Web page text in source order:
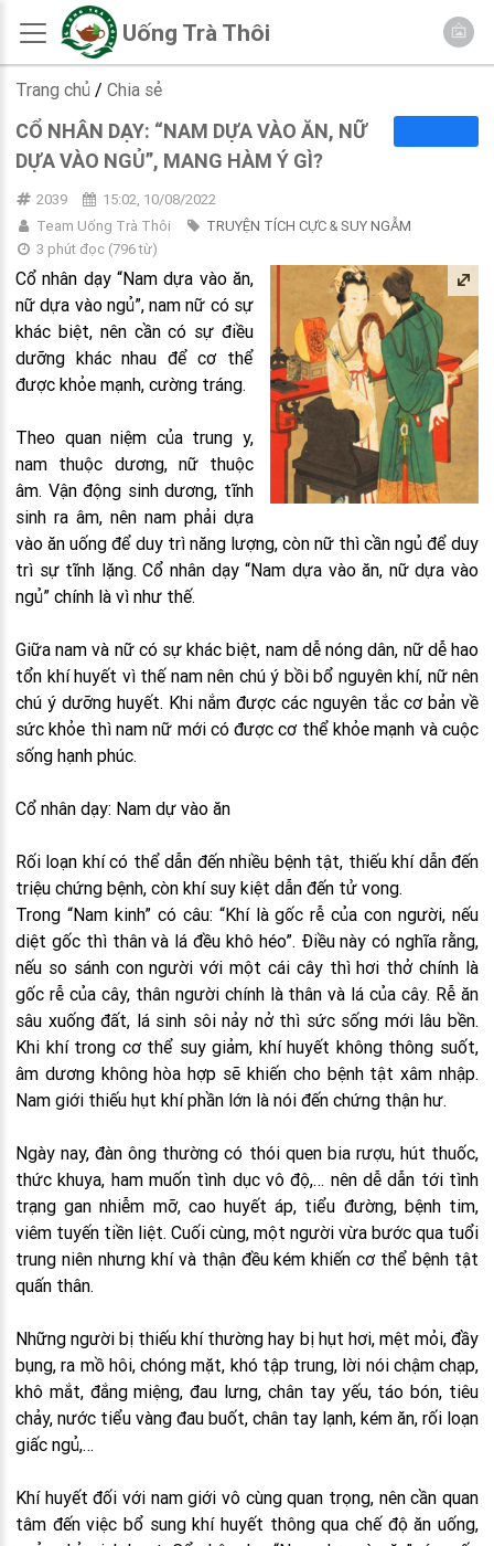
Uống Trà Thôi
Trang chủ / Chia sẻ
CỔ NHÂN DẠY: “NAM DỰA VÀO ĂN, NỮ
DỰA VÀO NGỦ”, MANG HÀM Ý GÌ?
2039
15:02, 10/08/2022
Team Uống Trà Thôi
TRUYỆN TÍCH CỰC & SUY NGẪM
3 phút đọc(796từ)
Cổ nhân dạy “Nam dựa vào ăn,
nữ dựa vào ngủ”, nam nữ có sự
khác biệt, nên cần có sự điều
dưỡng khác nhau để cơ thể
được khỏe mạnh, cường tráng.
Theo quan niệm của trung y,
nam thuộc dương, nữ thuộc
âm. Vận động sinh dương, tĩnh
sinh ra âm, nên nam phải dựa
vào ăn uống để duy trì năng lượng, còn nữ thì cần ngủ để duy
trì sự tĩnh lặng. Cổ nhân dạy “Nam dựa vào ăn, nữ dựa vào
ngủ” chính là vì như thế.
Giữa nam và nữ có sự khác biệt, nam dễ nóng dân, nữ dễ hao
tổn khí huyết vì thế nam nên chú ý bồi bổ nguyên khí, nữ nên
chú ý dưỡng huyết. Khi nắm được các nguyên tắc cơ bản về
sức khỏe thì nam nữ mới có được cơ thể khỏe mạnh và cuộc
sống hạnh phúc.
Cổ nhân dạy: Nam dự vào ăn
Rối loạn khí có thể dẫn đến nhiều bệnh tật, thiếu khí dẫn đến
triệu chứng bệnh, còn khí suy kiệt dẫn đến tử vong.
Trong “Nam kinh” có câu: “Khí là gốc rễ của con người, nếu
diệt gốc thì thân và lá đều khô héo”. Điều này có nghĩa rằng,
nếu so sánh con người với một cái cây thì hơi thở chính là
gốc rễ của cây, thân người chính là thân và lá của cây. Rễ ăn
sâu xuống đất, lá sinh sôi nảy nở thì sức sống mới lâu bền.
Khi khí trong cơ thể suy giảm, khí huyết không thông suốt,
âm dương không hòa hợp sẽ khiến cho bệnh tật xâm nhập.
Nam giới thiếu hụt khí phần lớn là nói đến chứng thận hư.
Ngày nay, đàn ông thường có thói quen bia rượu, hút thuốc,
thức khuya, ham muốn tình dục vô độ,… nên dễ dẫn tới tình
trạng gan nhiễm mỡ, cao huyết áp, tiểu đường, bệnh tim,
viêm tuyến tiền liệt. Cuối cùng, một người vừa bước qua tuổi
trung niên nhưng khí và thận đều kém khiến cơ thể bệnh tật
quấn thân.
Những người bị thiếu khí thường hay bị hụt hơi, mệt mỏi, đầy
bụng, ra mồ hôi, chóng mặt, khó tập trung, lời nói chậm chạp,
khô mắt, đắng miệng, đau lưng, chân tay yếu, táo bón, tiêu
chảy, nước tiểu vàng đau buốt, chân tay lạnh, kém ăn, rối loạn
giấc ngủ,…
Khí huyết đối với nam giới vô cùng quan trọng, nên cần quan
tâm đến việc bổ sung khí huyết thông qua chế độ ăn uống,